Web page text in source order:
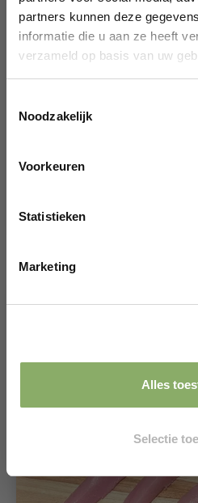
partners kunnen deze
informatie die u aan ze heeft
verzameld op basis van uw
Noodzakelijk
Voorkeuren
Statistieken
Marketing
Alles
Selectie
KALKOEN
6,95
Er wacht een